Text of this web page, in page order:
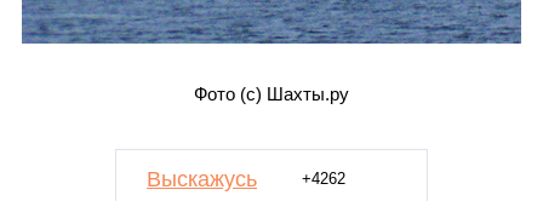
Фото (с) Шахты.ру
Выскажусь +4262